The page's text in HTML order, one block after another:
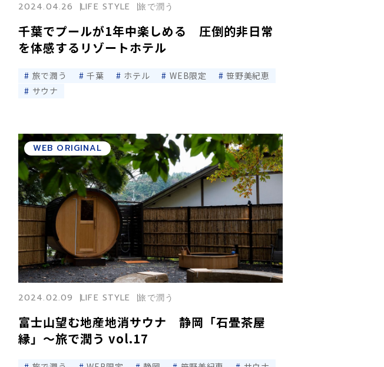
千葉でプールが1年中楽しめる 圧倒的非日常
を体感するリゾートホテル
2024.04.26 LIFE STYLE 旅で潤う
旅で潤う 千葉 ホテル WEB限定
笹野美紀恵
サウナ
富士山望む地産地消サウナ 静岡「石畳茶屋
縁」〜旅で潤う vol.17
2024.02.09 LIFE STYLE 旅で潤う
WEB ORIGINAL